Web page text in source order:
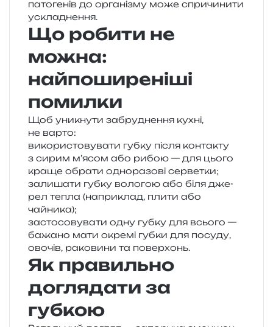
пато­ге­нів до орга­ні­зму може спри­чи­ни­ти
ускладнення.
Що робити не
можна:
найпоширеніші
помилки
Щоб уни­кну­ти забру­дне­н­ня кухні,
не варто:
вико­ри­сто­ву­ва­ти губку після кон­та­кту
з сирим м’ясом або рибою — для цього
краще обра­ти одно­ра­зо­ві серветки;
зали­ша­ти губку воло­гою або біля дже­
рел тепла (напри­клад, плити або
чайника);
засто­со­ву­ва­ти одну губку для всьо­го —
бажа­но мати окре­мі губки для посу­ду,
ово­чів, рако­ви­ни та поверхонь.
Як правильно
доглядати за
губкою